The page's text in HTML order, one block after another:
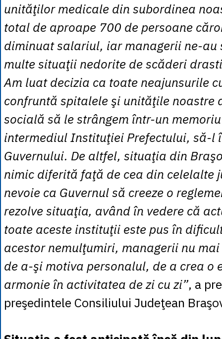
unităţilor medicale din subordinea
total de aproape 700 de persoane
diminuat salariul, iar managerii ne-au
multe situaţii nedorite de scăderi
Am luat decizia ca toate neajunsurile
confruntă spitalele şi unităţile noastre
socială să le strângem într-un
intermediul Instituţiei Prefectului, să-l
Guvernului. De altfel, situaţia din
nimic diferită faţă de cea din celelalte
nevoie ca Guvernul să creeze o
rezolve situaţia, având în vedere că
toate aceste instituţii este pus în
acestor nemulţumiri, managerii nu
de a-şi motiva personalul, de a crea o
armonie în activitatea de zi cu zi”, a
preşedintele Consiliului Judeţean